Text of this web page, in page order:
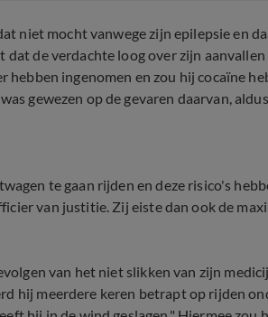
niet mocht vanwege zijn epilepsie en
de verdachte loog over zijn aanvallen
ingenomen en zou hij cocaïne
gewezen op de gevaren daarvan,
te gaan rijden en deze risico's
van justitie. Zij eiste dan ook de
van het niet slikken van zijn
hij meerdere keren betrapt op rijden